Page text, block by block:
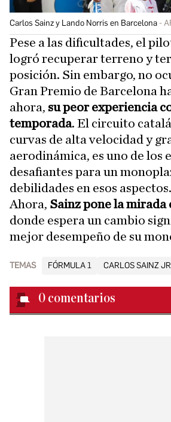
Carlos Sainz y Lando Norris en Barcelona
Pese a las dificultades, el
logró recuperar terreno y
posición. Sin embargo, no
Gran Premio de Barcelona
ahora, su peor experiencia
temporada. El circuito
curvas de alta velocidad y
aerodinámica, es uno de los
desafiantes para un
debilidades en esos aspectos.
Ahora, Sainz pone la mirada
donde espera un cambio
mejor desempeño de su
TEMAS FÓRMULA 1 CARLOS SAINZ
0 comentarios